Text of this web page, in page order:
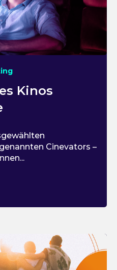
Kinos
Cinevators –